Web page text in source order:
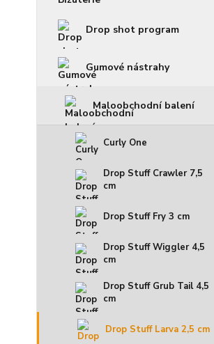
Drop shot program
Gumové nástrahy
Maloobchodní balení
Curly One
Drop Stuff Crawler 7,5
cm
Drop Stuff Fry 3 cm
Drop Stuff Wiggler 4,5
cm
Drop Stuff Grub Tail 4,5
cm
Drop Stuff Larva 2,5 cm